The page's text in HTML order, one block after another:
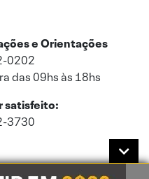
e Orientações
0202
das 09hs às 18hs
satisfeito:
3730